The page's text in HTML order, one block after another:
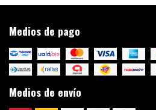
Medios de pago
Medios de envío